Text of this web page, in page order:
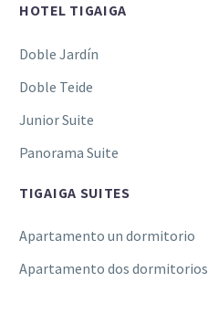
HOTEL TIGAIGA
Doble Jardín
Doble Teide
Junior Suite
Panorama Suite
TIGAIGA SUITES
Apartamento un dormitorio
Apartamento dos dormitorios